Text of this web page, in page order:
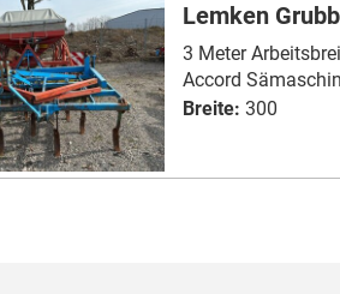
Lemken
3 Meter
Accord
Breite: 300